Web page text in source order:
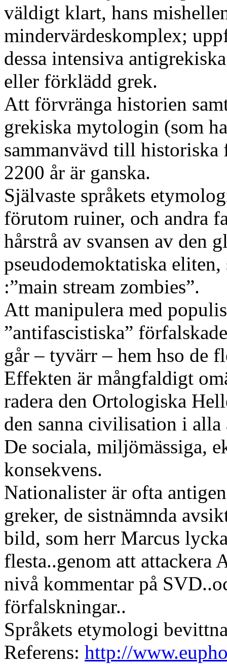
väldigt klart, hans
mindervärdeskomplex;
dessa intensiva
eller förklädd grek.
Att förvränga historien
grekiska mytologin (som
sammanvävd till historiska
2200 år är ganska.
Självaste språkets
förutom ruiner, och andra
hårstrå av svansen av den
pseudodemoktatiska
:”main stream zombies”.
Att manipulera med
”antifascistiska”
går – tyvärr – hem hso de
Effekten är mångfaldigt
radera den Ortologiska
den sanna civilisation i alla
De sociala, miljömässiga,
konsekvens.
Nationalister är ofta
greker, de sistnämnda
bild, som herr Marcus
flesta..genom att attackera
nivå kommentar på
förfalskningar..
Språkets etymologi
Referens: http://